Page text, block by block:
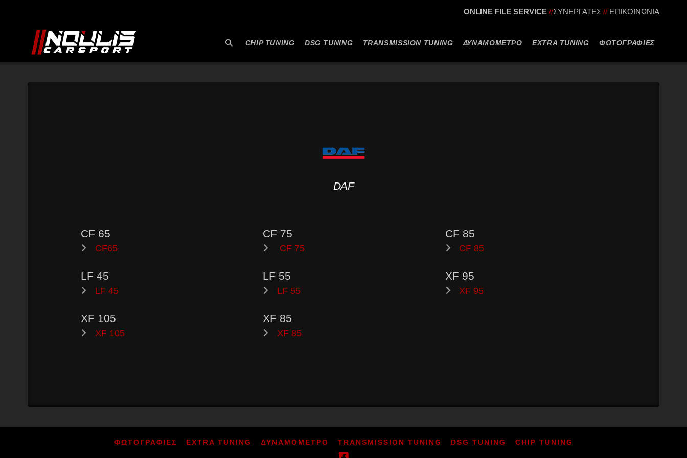
ONLINE FILE SERVICE//ΣΥΝΕΡΓΑΤΕΣ // ΕΠΙΚΟΙΝΩΝΙΑ
ΦΩΤΟΓΡΑΦΙΕΣ
EXTRA TUNING
ΔΥΝΑΜΟΜΕΤΡΟ
TRANSMISSION TUNING
DSG TUNING
CHIP TUNING
DAF
CF 65
CF65
LF 45
LF 45
XF 105
XF 105
CF 75
CF 75
LF 55
LF 55
XF 85
XF 85
CF 85
CF 85
XF 95
XF 95
ΦΩΤΟΓΡΑΦΙΕΣ EXTRA TUNING ΔΥΝΑΜΟΜΕΤΡΟ TRANSMISSION TUNING DSG TUNING CHIP TUNING